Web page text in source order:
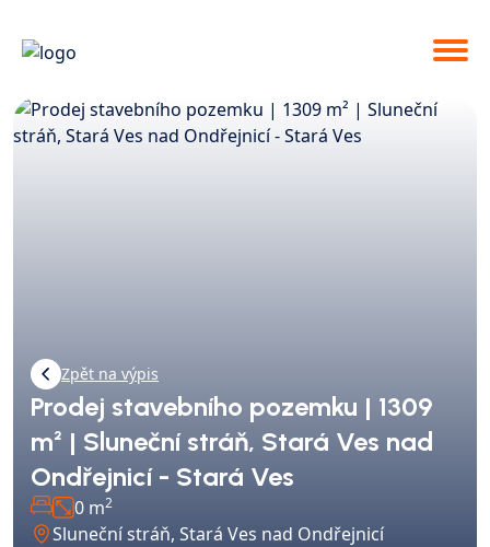
Zpět na výpis
Prodej stavebního pozemku | 1309
m² | Sluneční stráň, Stará Ves nad
Ondřejnicí - Stará Ves
0 m2
Sluneční stráň, Stará Ves nad Ondřejnicí